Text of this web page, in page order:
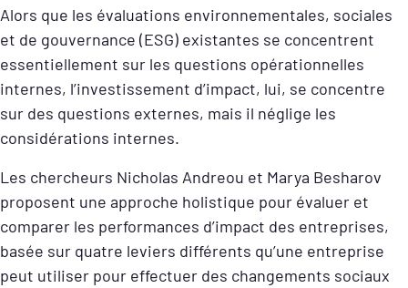
Alors que les évaluations environnementales, sociales
et de gouvernance (ESG) existantes se concentrent
essentiellement sur les questions opérationnelles
internes, l’investissement d’impact, lui, se concentre
sur des questions externes, mais il néglige les
considérations internes.
Les chercheurs Nicholas Andreou et Marya Besharov
proposent une approche holistique pour évaluer et
comparer les performances d’impact des entreprises,
basée sur quatre leviers différents qu’une entreprise
peut utiliser pour effectuer des changements sociaux